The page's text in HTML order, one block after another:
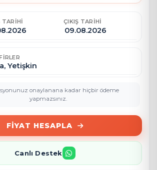
TARIHI ÇIKIŞ TARIHI
Yetişkin
onaylanana kadar hiçbir ödeme
yapmazsınız.
FIYAT HESAPLA
Canlı Destek